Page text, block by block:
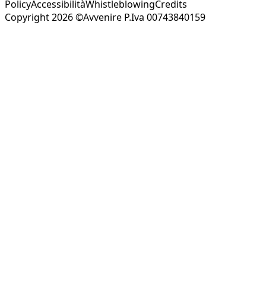
PolicyAccessibilitàWhistleblowingCredits
Copyright 2026 ©Avvenire P.Iva 00743840159